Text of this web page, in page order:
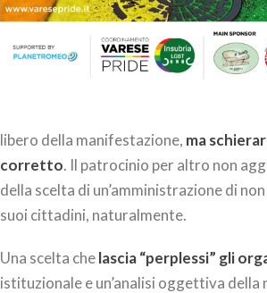
libero della manifestazione, ma
corretto. Il patrocinio per altro non
della scelta di un’amministrazione di
suoi cittadini, naturalmente.
Una scelta chelascia “perplessi” gli
istituzionale e un’analisi oggettiva